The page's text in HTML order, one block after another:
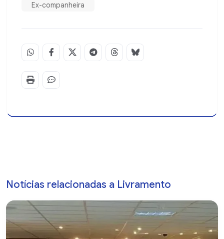
Ex-companheira
Notícias relacionadas a Livramento